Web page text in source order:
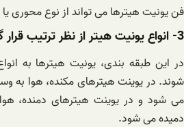
فن یونیت هیترها می تواند از نوع محوری یا
3- انواع یونیت هیتر از نظر ترتیب قرار گرفتن قطعات
در این طبقه بندی، یونیت هیترها به
شوند. در یوینت هیترهای مکنده، هوا به
می شود و در یوینت هیترهای دمنده،
دمیده می شود.